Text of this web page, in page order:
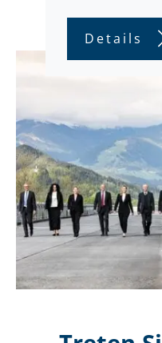
Details